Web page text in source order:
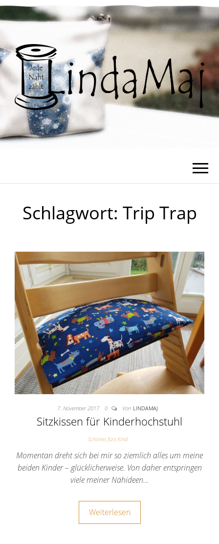
Schlagwort: Trip Trap
7. November 2017 0 Von LINDAMAJ
Sitzkissen für Kinderhochstuhl
Schönes fürs Kind
Momentan dreht sich bei mir so ziemlich alles um meine
beiden Kinder – glücklicherweise. Von daher entspringen
viele meiner Nähideen…
Weiterlesen